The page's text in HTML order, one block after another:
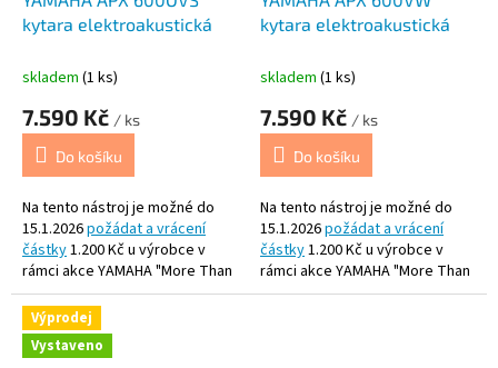
kytara elektroakustická
skladem (1 ks)
7.590 Kč / ks
Do košíku
Na tento nástroj je možné do
15.1.2026požádat a vrácení
částky1.200 Kč u výrobce v
rámci akce YAMAHA "More Than
a Gift"
Kytara je vvybavena unikátním
piezo snímačem pod kobylkou,
kytara elektroakustická
skladem (1 ks)
7.590 Kč / ks
Do košíku
Na tento nástroj je možné do
15.1.2026požádat a vrácení
částky1.200 Kč u výrobce v
rámci akce YAMAHA "More Than
a Gift"
Výprodej
Vystaveno